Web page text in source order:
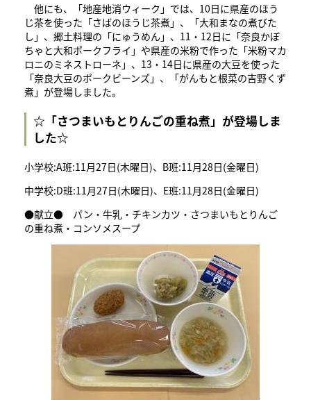
他にも、「地産地消ウィーク」では、10日に県産のほう
じ茶を使った「さばのほうじ茶煮」、「大和まなの煮びた
し」、郷土料理の「にゅうめん」、11・12日に「奈良かぼ
ちゃと大和ポークフライ」や県産の米粉で作った「米粉マカ
ロニのミネストローネ」、13・14日に県産の大豆を使った
「奈良大豆のポークビーンズ」、「がんもと根菜の吉野くず
煮」が登場しました。
☆「さつまいもとりんごの重ね煮」が登場しま
した☆
小学校:A班:11月27日(木曜日)、B班:11月28日(金曜日)
中学校:D班:11月27日(木曜日)、E班:11月28日(金曜日)
●献立● パン・牛乳・チキンカツ・さつまいもとりんご
の重ね煮・コンソメスープ